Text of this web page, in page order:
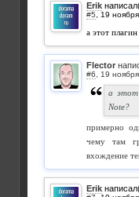
Erik
#5
а этот
Flector
#6
а этот
Note?
примерно
чему там
вхождение
Erik